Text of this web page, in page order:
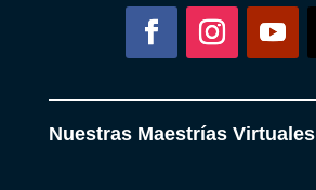
Nuestras Maestrías Virtuales